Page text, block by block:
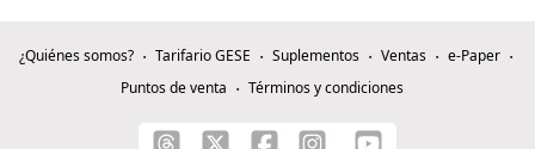
¿Quiénes somos? Tarifario GESE Suplementos Ventas
e-Paper
Puntos de venta
Términos y condiciones